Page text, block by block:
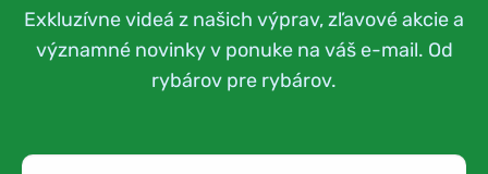
Exkluzívne videá z našich výprav, zľavové akcie a
významné novinky v ponuke na váš e-mail. Od
rybárov pre rybárov.